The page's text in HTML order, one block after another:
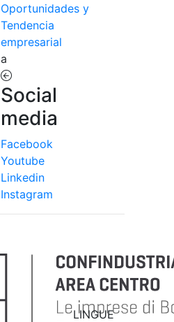
Oportunidades y
Tendencia
empresarial
Social
media
Facebook
Youtube
Linkedin
Instagram
LINGUE